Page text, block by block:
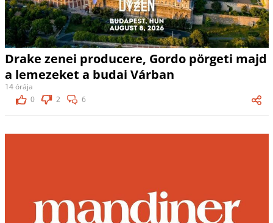
Drake zenei producere, Gordo pörgeti majd
a lemezeket a budai Várban
14 órája
0
2 6